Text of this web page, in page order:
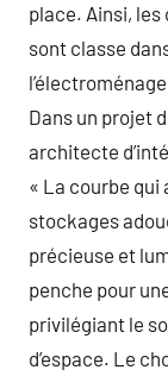
place. Ainsi, les
sont classe
Dans un projet
architecte
« La courbe qui
stockages
précieuse et
penche pour
privilégiant le
d’espace. Le